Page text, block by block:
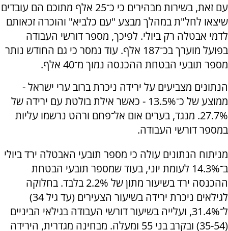
עם זאת, בשירות מבהירים כי כ־25 אלף מתוכם הם עובדים
שיצאו לחל"ת במהלך מבצע "עם כלביא" והוכרה זכאותם
לדמי אבטלה רק ביולי. לפיכך, מספר דורשי העבודה
בפועל מוערך בכ־187 אלף. עוד נמסר כי גם החודש נותר
מספר תובעי הבטחת ההכנסה נמוך מ־40 אלף.
הנתונים מצביעים על ירידה ניכרת ברוב ערי ישראל -
ממוצע של כ־13.5% - כאשר אילת בולטת עם ירידה של
27.7%. מנגד, בערים אום אל־פחם ורהט נרשמו עליות
במספר דורשי העבודה.
מניתוח הנתונים עולה כי מספר תובעי האבטלה ירד ביולי
ב־14.3% לעומת יוני, בעוד שמספר תובעי הבטחת
ההכנסה ירד בשיעור מתון של 2.2% בלבד. בחלוקה
לגילאים ניכרת ירידה בשיעור הצעירים (עד גיל 34)
ל־31.4%, ועלייה בשיעור דורשי העבודה בגילאי הביניים
(35-54) ובקרב בני 55 ומעלה. מבחינה מגדרית, הירידה